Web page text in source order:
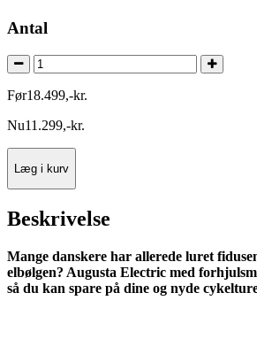
Antal
Før18.499,-kr.
Nu11.299,-kr.
Læg i kurv
Beskrivelse
Mange danskere har allerede luret
elbølgen? Augusta Electric med
så du kan spare på dine og nyde